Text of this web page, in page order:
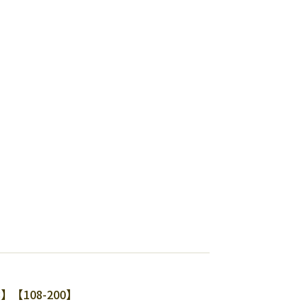
【108-200】